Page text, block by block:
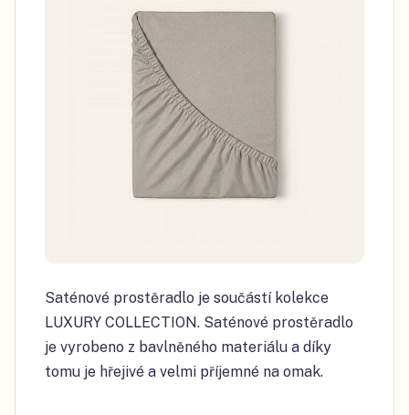
Saténové prostěradlo je součástí kolekce
LUXURY COLLECTION. Saténové prostěradlo
je vyrobeno z bavlněného materiálu a díky
tomu je hřejivé a velmi příjemné na omak.